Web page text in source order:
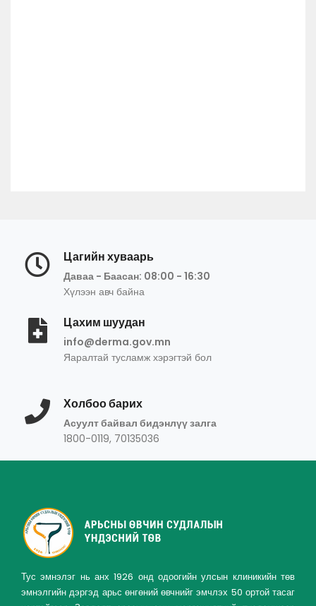
Цагийн хуваарь
Даваа - Баасан: 08:00 - 16:30
Хүлээн авч байна
Цахим шуудан
info@derma.gov.mn
Яаралтай тусламж хэрэгтэй бол
Холбоо барих
Асуулт байвал бидэнлүү залга
1800-0119, 70135036
Тус эмнэлэг нь анх 1926 онд одоогийн улсын клиникийн төв
эмнэлгийн дэргэд арьс өнгөний өвчнийг эмчлэх 50 ортой тасаг